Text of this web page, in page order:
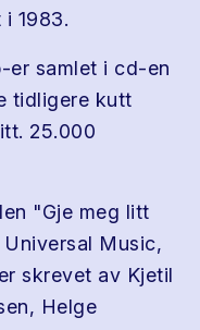
1983.
er samlet i cd-en
tidligere kutt
25.000
"Gje meg litt
Music,
skrevet av Kjetil
Helge